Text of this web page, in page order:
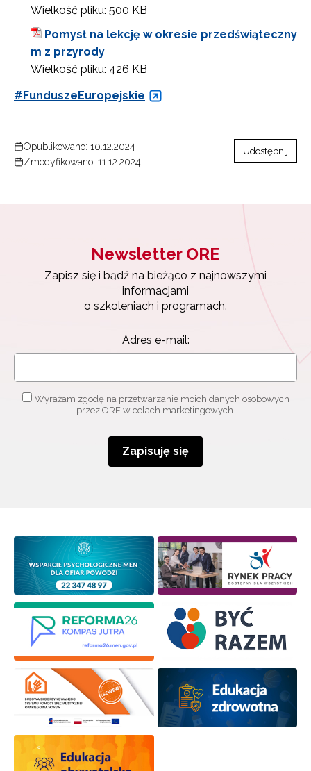
Wielkość pliku: 500 KB
Pomysł na lekcję w okresie przedświąteczny
m z przyrody
Wielkość pliku: 426 KB
#FunduszeEuropejskie
Opublikowano: 10.12.2024
Zmodyfikowano: 11.12.2024
Udostępnij
Newsletter ORE
Zapisz się i bądź na bieżąco z najnowszymi
informacjami
o szkoleniach i programach.
Adres e-mail:
Wyrażam zgodę na przetwarzanie moich danych osobowych
przez ORE w celach marketingowych.
Zapisuję się
Newsletter ORE
Zapisz się i bądź na bieżąco z najnowszymi
informacjami
Wyrażam zgodę na przetwarzanie moich danych
osobowych przez ORE w celach marketingowych.